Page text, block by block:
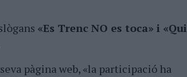
«Es Trenc NO es toca» i «Qui
pàgina web, «la participació ha